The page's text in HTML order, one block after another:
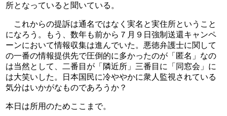
所となっていると聞いている。
これからの提訴は通名ではなく実名と実住所ということ
になろう。もう、数年も前から７月９日強制送還キャンペ
ーンにおいて情報収集は進んでいた。悪徳弁護士に関して
の一番の情報提供先で圧倒的に多かったのが「匿名」なの
は当然として、二番目が「隣近所」三番目に「同窓会」に
は大笑いした。日本国民に冷ややかに衆人監視されている
気分はいかがなものであろうか？
本日は所用のためここまで。